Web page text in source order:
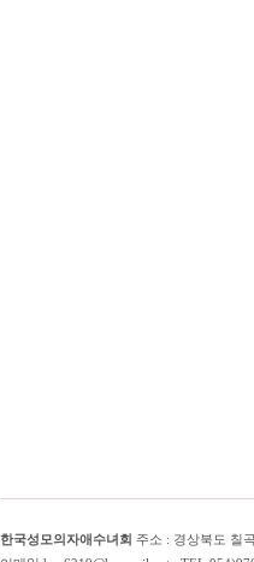
한국성모의자애수녀회 주소 : 경상북도 칠